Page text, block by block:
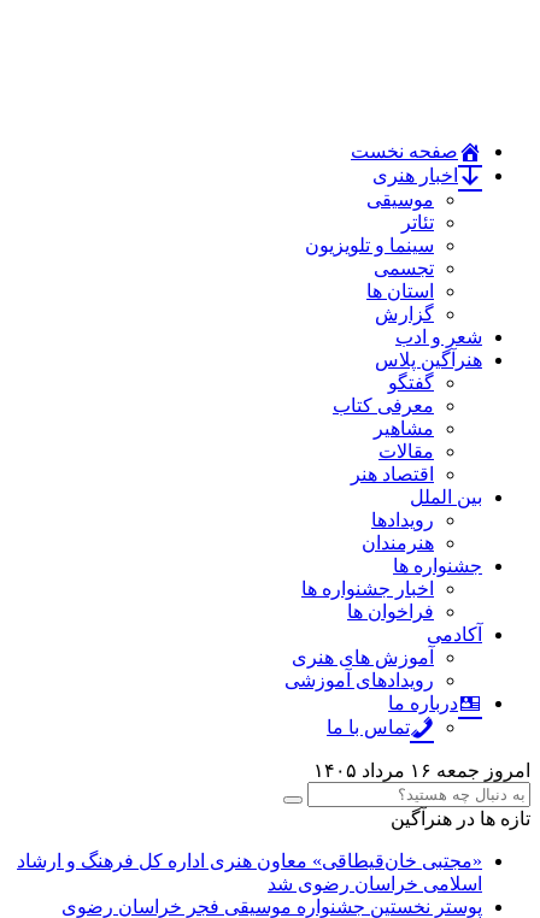
صفحه نخست
اخبار هنری
موسیقی
تئاتر
سینما و تلویزیون
تجسمی
استان ها
گزارش
شعر و ادب
هنرآگین پلاس
گفتگو
معرفی کتاب
مشاهیر
مقالات
اقتصاد هنر
بین الملل
رویدادها
هنرمندان
جشنواره ها
اخبار جشنواره ها
فراخوان ها
آکادمی
آموزش های هنری
رویدادهای آموزشی
درباره ما
تماس با ما
امروز جمعه ۱۶ مرداد ۱۴۰۵
تازه ها در هنرآگین
«مجتبی خان‌قیطاقی» معاون هنری اداره کل فرهنگ و ارشاد
اسلامی خراسان رضوی شد
پوستر نخستین جشنواره موسیقی فجر خراسان رضوی